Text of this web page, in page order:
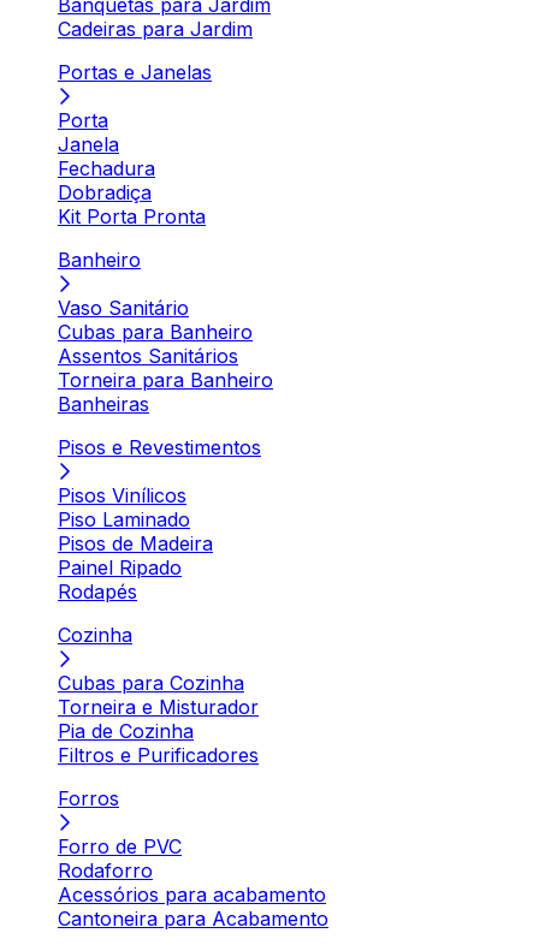
Banquetas para Jardim
Cadeiras para Jardim
Portas e Janelas
Porta
Janela
Fechadura
Dobradiça
Kit Porta Pronta
Banheiro
Vaso Sanitário
Cubas para Banheiro
Assentos Sanitários
Torneira para Banheiro
Banheiras
Pisos e Revestimentos
Pisos Vinílicos
Piso Laminado
Pisos de Madeira
Painel Ripado
Rodapés
Cozinha
Cubas para Cozinha
Torneira e Misturador
Pia de Cozinha
Filtros e Purificadores
Forros
Forro de PVC
Rodaforro
Acessórios para acabamento
Cantoneira para Acabamento